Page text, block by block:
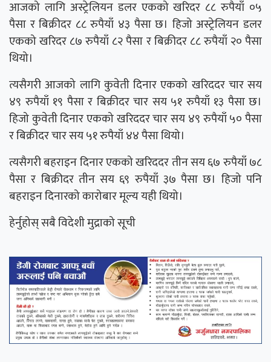
आजको लागि अस्ट्रेलियन डलर एकको खरिदर ८८ रुपैयाँ ०५
पैसा र बिक्रीदर ८८ रुपैयाँ ४३ पैसा छ। हिजो अस्ट्रेलियन डलर
एकको खरिदर ८७ रुपैयाँ ८२ पैसा र बिक्रीदर ८८ रुपैयाँ २० पैसा
थियो।
त्यसैगरी आजको लागि कुवेती दिनार एकको खरिददर चार सय
४९ रुपैयाँ १९ पैसा र बिक्रीदर चार सय ५१ रुपैयाँ १३ पैसा छ।
हिजो कुवेती दिनार एकको खरिददर चार सय ४९ रुपैयाँ ५० पैसा
र बिक्रीदर चार सय ५१ रुपैयाँ ४४ पैसा थियो।
त्यसैगरी बहराइन दिनार एकको खरिददर तीन सय ६७ रुपैयाँ ७८
पैसा र बिक्रीदर तीन सय ६९ रुपैयाँ ३७ पैसा छ। हिजो पनि
बहराइन दिनारको कारोबार मूल्य यही थियो।
हेर्नुहोस् सबै विदेशी मुद्राको सूची